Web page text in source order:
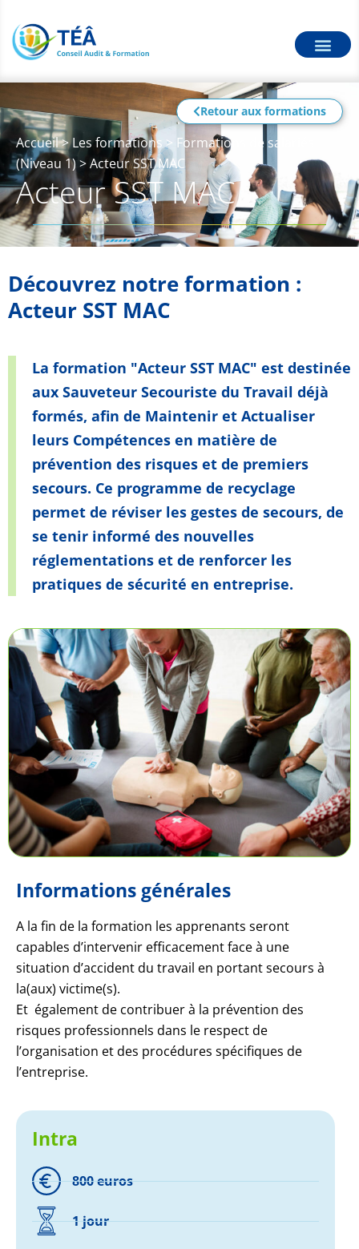
Retour aux formations
Accueil>Les formations> Formations de salariés
(Niveau 1)>Acteur SST MAC
Acteur SST MAC
Découvrez notre formation :
Acteur SST MAC
La formation "Acteur SST MAC" est destinée
aux Sauveteur Secouriste du Travail déjà
formés, afin de Maintenir et Actualiser
leurs Compétences en matière de
prévention des risques et de premiers
secours. Ce programme de recyclage
permet de réviser les gestes de secours, de
se tenir informé des nouvelles
réglementations et de renforcer les
pratiques de sécurité en entreprise.
Informations générales
A la fin de la formation les apprenants seront
capables d’intervenir efficacement face à une
situation d’accident du travail en portant secours à
la(aux) victime(s).
Et également de contribuer à la prévention des
risques professionnels dans le respect de
l’organisation et des procédures spécifiques de
l’entreprise.
Intra
800 euros
1 jour